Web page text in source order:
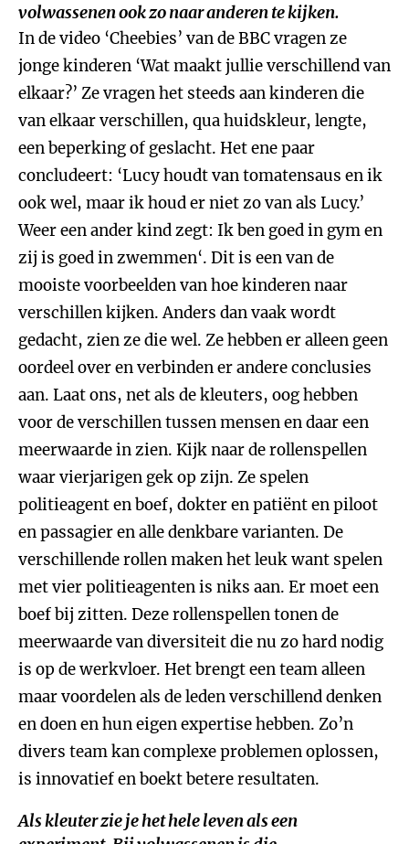
volwassenen ook zo naar anderen te kijken.
In de video ‘Cheebies’ van de BBC vragen ze
jonge kinderen ‘Wat maakt jullie verschillend van
elkaar?’ Ze vragen het steeds aan kinderen die
van elkaar verschillen, qua huidskleur, lengte,
een beperking of geslacht. Het ene paar
concludeert: ‘Lucy houdt van tomatensaus en ik
ook wel, maar ik houd er niet zo van als Lucy.’
Weer een ander kind zegt: Ik ben goed in gym en
zij is goed in zwemmen‘. Dit is een van de
mooiste voorbeelden van hoe kinderen naar
verschillen kijken. Anders dan vaak wordt
gedacht, zien ze die wel. Ze hebben er alleen geen
oordeel over en verbinden er andere conclusies
aan. Laat ons, net als de kleuters, oog hebben
voor de verschillen tussen mensen en daar een
meerwaarde in zien. Kijk naar de rollenspellen
waar vierjarigen gek op zijn. Ze spelen
politieagent en boef, dokter en patiënt en piloot
en passagier en alle denkbare varianten. De
verschillende rollen maken het leuk want spelen
met vier politieagenten is niks aan. Er moet een
boef bij zitten. Deze rollenspellen tonen de
meerwaarde van diversiteit die nu zo hard nodig
is op de werkvloer. Het brengt een team alleen
maar voordelen als de leden verschillend denken
en doen en hun eigen expertise hebben. Zo’n
divers team kan complexe problemen oplossen,
is innovatief en boekt betere resultaten.
Als kleuter zie je het hele leven als een